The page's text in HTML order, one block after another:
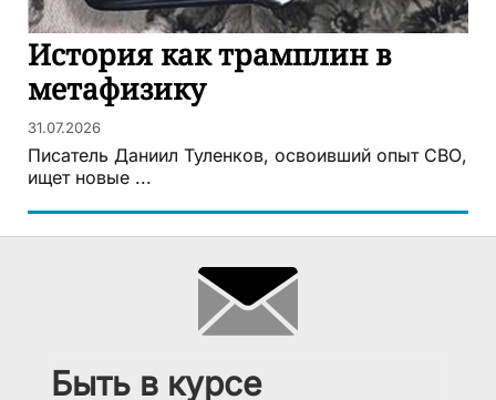
История как трамплин в
метафизику
31.07.2026
Писатель Даниил Туленков, освоивший опыт СВО,
ищет новые ...
Быть в курсе